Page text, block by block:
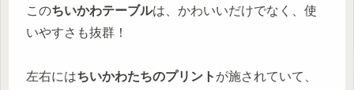
このちいかわテーブルは、かわいいだけでなく、使
いやすさも抜群！
左右にはちいかわたちのプリント が施されていて、